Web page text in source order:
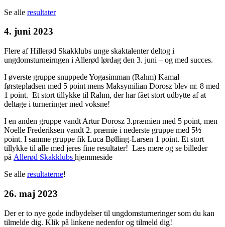
Se alle resultater
4. juni 2023
Flere af Hillerød Skakklubs unge skaktalenter deltog i
ungdomsturneirngen i Allerød lørdag den 3. juni – og med succes.
I øverste gruppe snuppede Yogasimman (Rahm) Kamal
førstepladsen med 5 point mens Maksymilian Dorosz blev nr. 8 med
1 point. Et stort tillykke til Rahm, der har fået stort udbytte af at
deltage i turneringer med voksne!
I en anden gruppe vandt Artur Dorosz 3.præmien med 5 point, men
Noelle Frederiksen vandt 2. præmie i nederste gruppe med 5½
point. I samme gruppe fik Luca Bølling-Larsen 1 point. Et stort
tillykke til alle med jeres fine resultater! Læs mere og se billeder
på Allerød Skakklubs hjemmeside
Se alle resultaterne!
26. maj 2023
Der er to nye gode indbydelser til ungdomsturneringer som du kan
tilmelde dig. Klik på linkene nedenfor og tilmeld dig!